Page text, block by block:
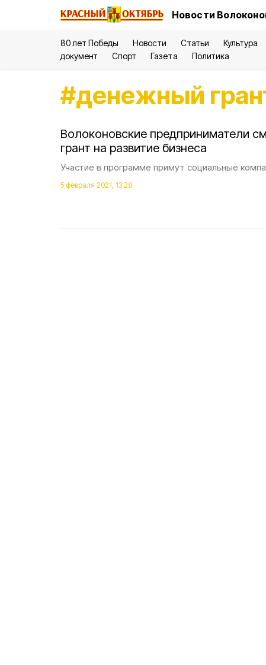
Новости
80 лет Победы Новости Статьи Культура
документ
Спорт Газета Политика
#денежный
Волоконовские предприниматели
грант на развитие бизнеса
Участие в программе примут социальные
5 февраля 2021, 13:28